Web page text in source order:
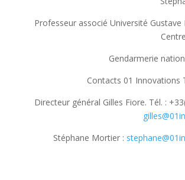
Professeur associé Université Gustave
Gendarmerie
Contacts 01 Innovations
Directeur général Gilles Fiore. Tél. :
Stéphane Mortier :